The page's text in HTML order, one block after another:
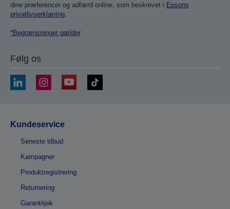
dine præferencer og adfærd online, som beskrevet i Epsons
privatlivserklæring
*Begrænsninger gælder
Følg os
Kundeservice
Seneste tilbud
Kampagner
Produktregistrering
Returnering
Garantitjek